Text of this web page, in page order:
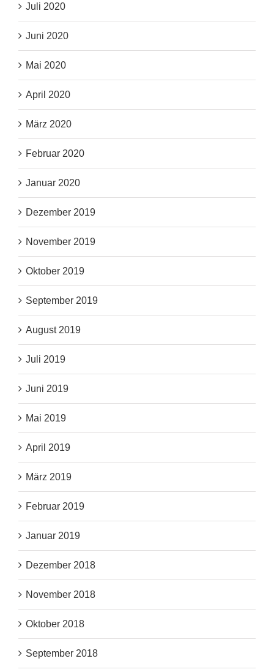
Juli 2020
Juni 2020
Mai 2020
April 2020
März 2020
Februar 2020
Januar 2020
Dezember 2019
November 2019
Oktober 2019
September 2019
August 2019
Juli 2019
Juni 2019
Mai 2019
April 2019
März 2019
Februar 2019
Januar 2019
Dezember 2018
November 2018
Oktober 2018
September 2018